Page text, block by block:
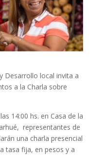
Desarrollo local invita a
a la Charla sobre
14:00 hs. en Casa de la
representantes de
una charla presencial
tasa fija, en pesos y a